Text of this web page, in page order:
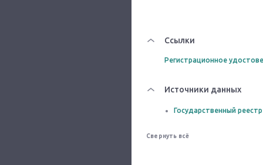
Ссылки
Регистрационное
Источники данных
Государственный
Свернуть всё